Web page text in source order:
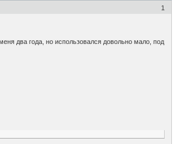
1
два года, но использовался довольно мало, под